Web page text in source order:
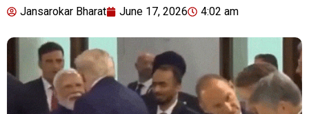
Jansarokar Bharat June 17, 2026 4:02 am